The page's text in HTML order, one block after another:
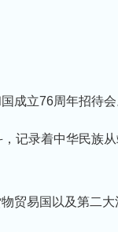
成立76周年招待会
记录着中华民族
贸易国以及第二大